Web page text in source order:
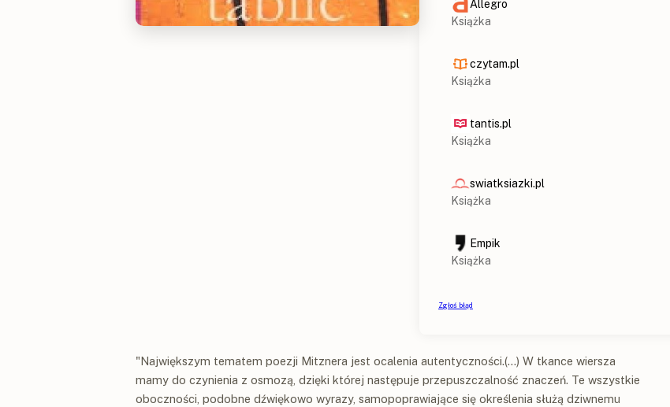
"Największym tematem poezji Mitznera jest ocalenia autentyczności.(...) W tkance wiersza
mamy do czynienia z osmozą, dzięki której następuje przepuszczalność znaczeń. Te wszystkie
oboczności, podobne dźwiękowo wyrazy, samopoprawiające się określenia służą dziwnemu